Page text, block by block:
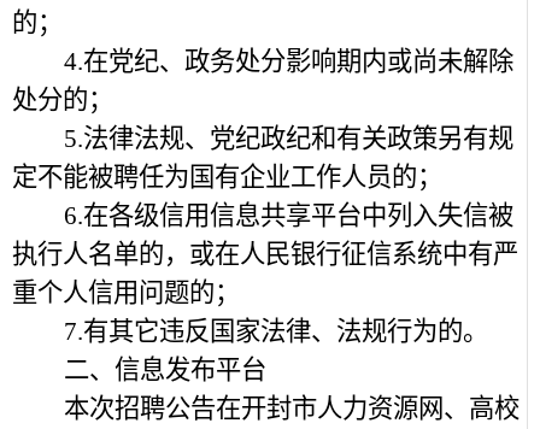
的；
4.在党纪、政务处分影响期内或尚未解除
处分的；
5.法律法规、党纪政纪和有关政策另有规
定不能被聘任为国有企业工作人员的；
6.在各级信用信息共享平台中列入失信被
执行人名单的，或在人民银行征信系统中有严
重个人信用问题的；
7.有其它违反国家法律、法规行为的。
二、信息发布平台
本次招聘公告在开封市人力资源网、高校